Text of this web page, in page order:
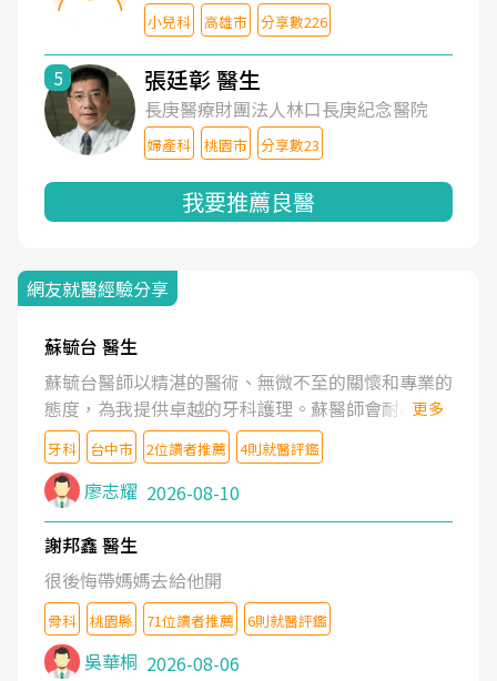
小兒科 高雄市 分享數226
5 張廷彰 醫生
長庚醫療財團法人林口長庚紀念醫院
婦產科 桃園市 分享數23
我要推薦良醫
網友就醫經驗分享
蘇毓台 醫生
蘇毓台醫師以精湛的醫術、無微不至的關懷和專業的
態度，為我提供卓越的牙科護理。蘇醫師會耐心了解
我的需求，清楚地解釋治療方案，並營造舒適溫馨的
就診體驗。蘇醫師更鼓勵我維護口腔健康。坦誠的說
蘇醫師是業內最頂尖的牙醫。蘇醫師的醫護團隊也是
一流的水準。
更多
牙科 台中市 2位讀者推薦 4則就醫評鑑
廖志耀 2026-08-10
謝邦鑫 醫生
很後悔帶媽媽去給他開
骨科 桃園縣 71位讀者推薦 6則就醫評鑑
吳華桐 2026-08-06